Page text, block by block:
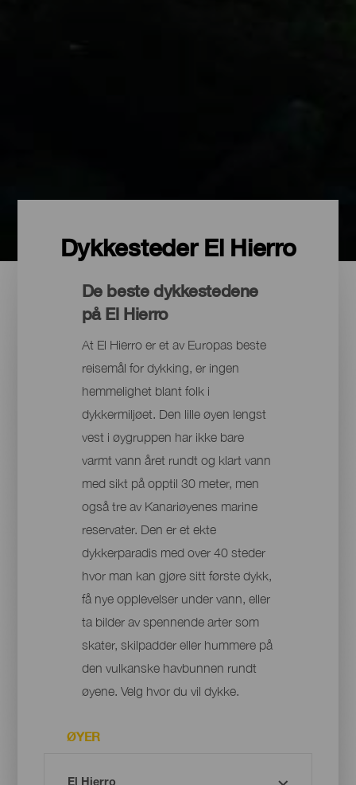
Dykkesteder El Hierro
De beste dykkestedene
på El Hierro
At El Hierro er et av Europas beste
reisemål for dykking, er ingen
hemmelighet blant folk i
dykkermiljøet. Den lille øyen lengst
vest i øygruppen har ikke bare
varmt vann året rundt og klart vann
med sikt på opptil 30 meter, men
også tre av Kanariøyenes marine
reservater. Den er et ekte
dykkerparadis med over 40 steder
hvor man kan gjøre sitt første dykk,
få nye opplevelser under vann, eller
ta bilder av spennende arter som
skater, skilpadder eller hummere på
den vulkanske havbunnen rundt
øyene. Velg hvor du vil dykke.
ØYER